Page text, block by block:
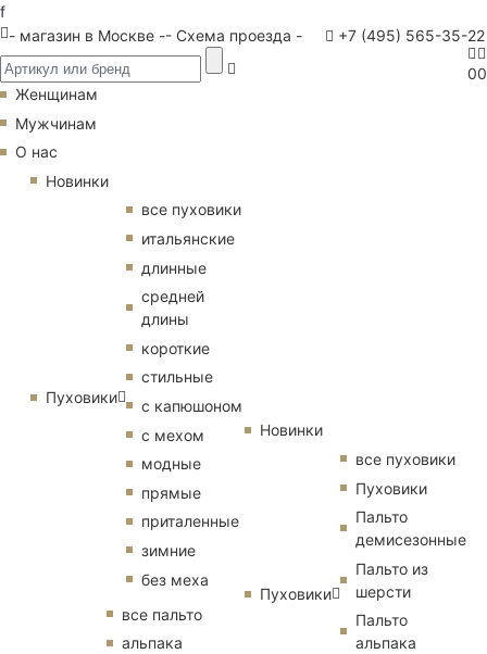
f
- магазин в Москве -- Схема проезда - +7 (495) 565-35-22
00
Женщинам
Мужчинам
О нас
Новинки
Пуховики
все пуховики
итальянские
длинные
средней
длины
короткие
стильные
с капюшоном
с мехом
модные
прямые
приталенные
зимние
без меха
все пальто
альпака
Новинки
Пуховики
все пуховики
Пуховики
Пальто
демисезонные
Пальто из
шерсти
Пальто
альпака